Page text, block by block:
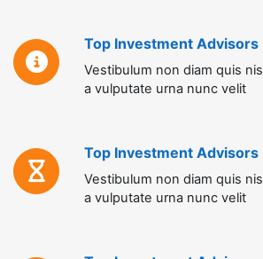
Top Investment Advisors
Vestibulum non diam quis
a vulputate urna nunc velit
Top Investment Advisors
Vestibulum non diam quis
a vulputate urna nunc velit